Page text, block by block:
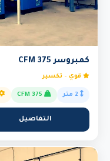
كمبروسر 375 CFM
قوي - تكسير
التفاصيل